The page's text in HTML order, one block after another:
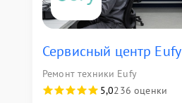
Сервисный центр Eufy
Ремонт техники Eufy
5,0236 оценки